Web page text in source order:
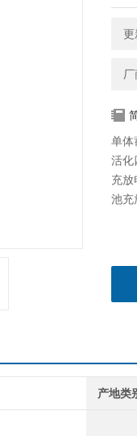
更
单体
活化
充放
池充
产地类